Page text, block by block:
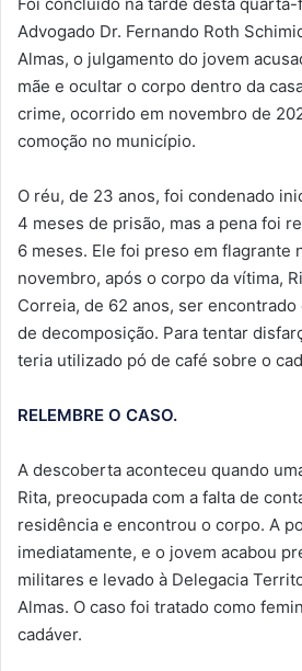
Advogado Dr. Fernando Roth
Almas, o julgamento do jovem
mãe e ocultar o corpo dentro da
crime, ocorrido em novembro de
comoção no município.
O réu, de 23 anos, foi condenado
4 meses de prisão, mas a pena foi
6 meses. Ele foi preso em flagrante
novembro, após o corpo da vítima,
Correia, de 62 anos, ser encontrado
de decomposição. Para tentar
teria utilizado pó de café sobre o
RELEMBRE O CASO.
A descoberta aconteceu quando
Rita, preocupada com a falta de
residência e encontrou o corpo. A
imediatamente, e o jovem acabou
militares e levado à Delegacia
Almas. O caso foi tratado como
cadáver.